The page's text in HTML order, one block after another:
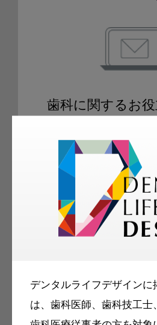
デンタルライフデザインに
は、歯科医師、歯科技工士
歯科に関するお
ご登録いただいた職種
科衛生士、歯科技工士
容のメールマガジンを